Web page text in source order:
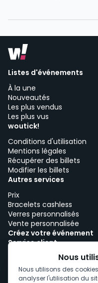
Listes d'événements
À la une
Nouveautés
Les plus vendus
Les plus vus
woutick!
Conditions d'utilisation
Mentions légales
Récupérer des billets
Modifier les billets
Autres services
Prix
Bracelets cashless
Verres personnalisés
Vente personnalisée
Créez votre événement
Service client
Travailler avec woutick!
Politique de cookies
Consentement aux
Nous
Nous utilisons des
analyser l'utilisation du